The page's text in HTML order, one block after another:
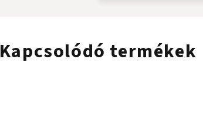
Kapcsolódó termékek